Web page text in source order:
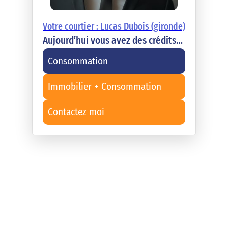
Votre courtier : Lucas Dubois (gironde)
Aujourd’hui vous avez des crédits…
Consommation
Immobilier + Consommation
Contactez moi